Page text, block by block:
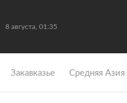
8 августа, 01:35
Закавказье Средняя Азия